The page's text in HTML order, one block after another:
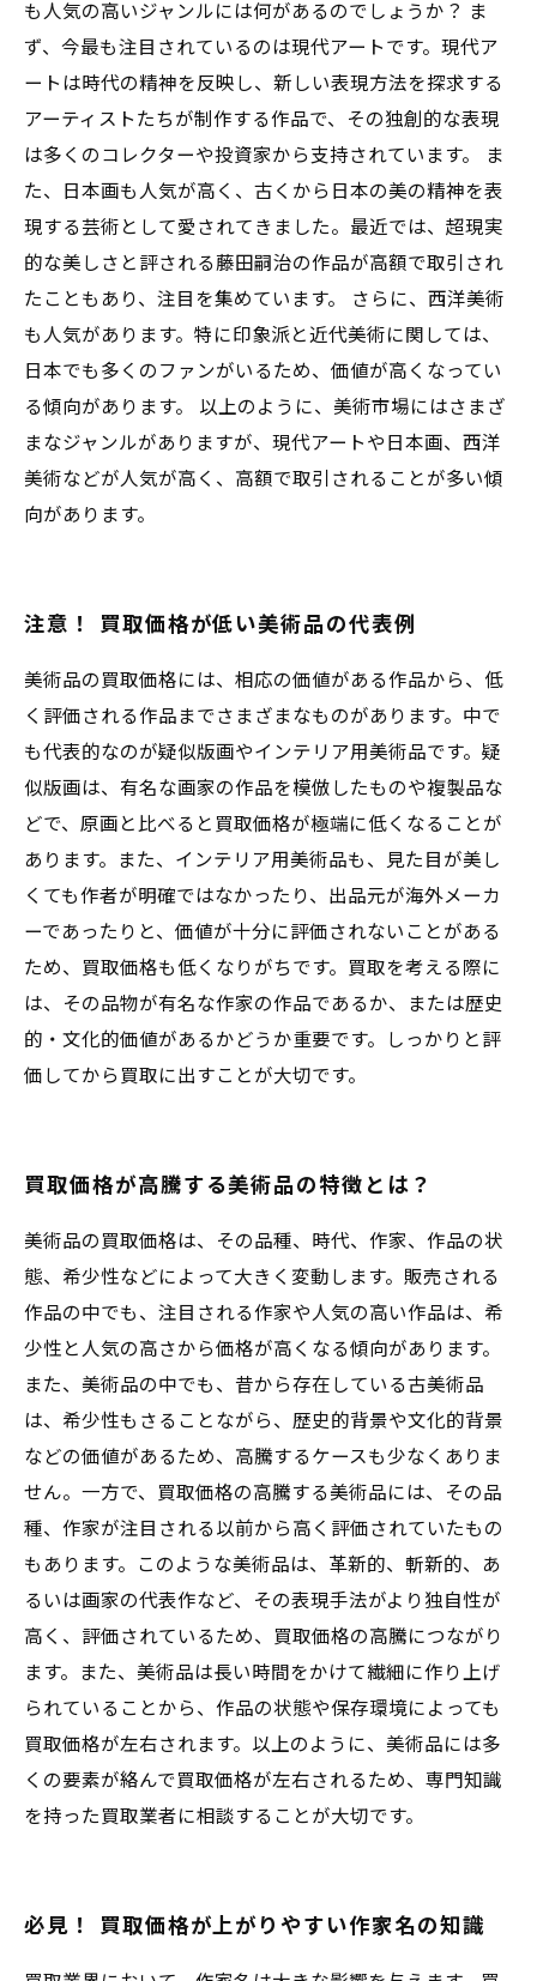
も人気の高いジャンルには何があるのでしょうか？ ま
ず、今最も注目されているのは現代アートです。現代ア
ートは時代の精神を反映し、新しい表現方法を探求する
アーティストたちが制作する作品で、その独創的な表現
は多くのコレクターや投資家から支持されています。 ま
た、日本画も人気が高く、古くから日本の美の精神を表
現する芸術として愛されてきました。最近では、超現実
的な美しさと評される藤田嗣治の作品が高額で取引され
たこともあり、注目を集めています。 さらに、西洋美術
も人気があります。特に印象派と近代美術に関しては、
日本でも多くのファンがいるため、価値が高くなってい
る傾向があります。 以上のように、美術市場にはさまざ
まなジャンルがありますが、現代アートや日本画、西洋
美術などが人気が高く、高額で取引されることが多い傾
向があります。
注意！ 買取価格が低い美術品の代表例
美術品の買取価格には、相応の価値がある作品から、低
く評価される作品までさまざまなものがあります。中で
も代表的なのが疑似版画やインテリア用美術品です。疑
似版画は、有名な画家の作品を模倣したものや複製品な
どで、原画と比べると買取価格が極端に低くなることが
あります。また、インテリア用美術品も、見た目が美し
くても作者が明確ではなかったり、出品元が海外メーカ
ーであったりと、価値が十分に評価されないことがある
ため、買取価格も低くなりがちです。買取を考える際に
は、その品物が有名な作家の作品であるか、または歴史
的・文化的価値があるかどうか重要です。しっかりと評
価してから買取に出すことが大切です。
買取価格が高騰する美術品の特徴とは？
美術品の買取価格は、その品種、時代、作家、作品の状
態、希少性などによって大きく変動します。販売される
作品の中でも、注目される作家や人気の高い作品は、希
少性と人気の高さから価格が高くなる傾向があります。
また、美術品の中でも、昔から存在している古美術品
は、希少性もさることながら、歴史的背景や文化的背景
などの価値があるため、高騰するケースも少なくありま
せん。一方で、買取価格の高騰する美術品には、その品
種、作家が注目される以前から高く評価されていたもの
もあります。このような美術品は、革新的、斬新的、あ
るいは画家の代表作など、その表現手法がより独自性が
高く、評価されているため、買取価格の高騰につながり
ます。また、美術品は長い時間をかけて繊細に作り上げ
られていることから、作品の状態や保存環境によっても
買取価格が左右されます。以上のように、美術品には多
くの要素が絡んで買取価格が左右されるため、専門知識
を持った買取業者に相談することが大切です。
必見！ 買取価格が上がりやすい作家名の知識